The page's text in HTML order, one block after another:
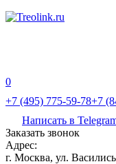
0
+7 (495) 775-59-78+7
Написать в
Заказать звонок
Адрес:
г. Москва, ул.